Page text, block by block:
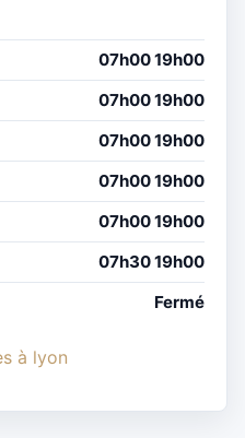
07h00 19h00
07h00 19h00
07h00 19h00
07h00 19h00
07h00 19h00
07h30 19h00
Fermé
à lyon